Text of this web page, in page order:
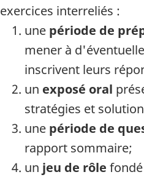
exercices interreliés :
une période de
mener à
inscrivent leurs
un exposé oral
stratégies et
une période de
rapport sommaire;
un jeu de rôle